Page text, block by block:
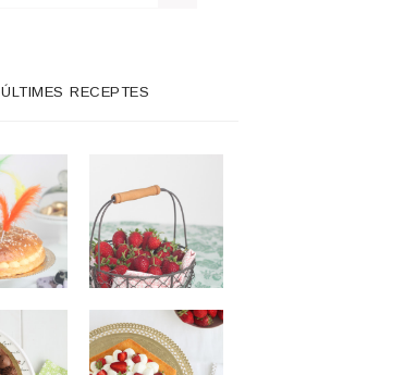
ÚLTIMES RECEPTES